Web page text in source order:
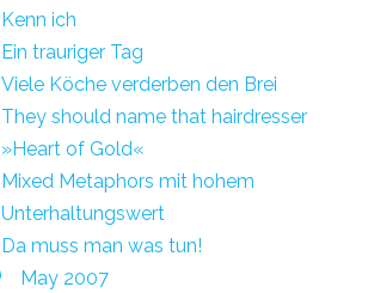
Kenn ich
Ein trauriger Tag
Viele Köche verderben den Brei
They should name that hairdresser
»Heart of Gold«
Mixed Metaphors mit hohem
Unterhaltungswert
Da muss man was tun!
May 2007